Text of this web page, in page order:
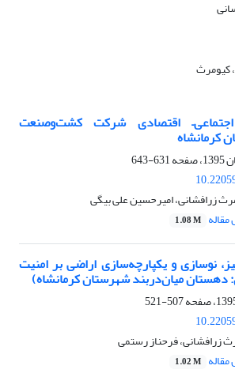
کیومرث
اقتصادی شرکت کشت‌وصنعت
کرمانشاه
631-643
زرافشانی، امیرحسین علی بیگی
1.08 M
نوسازی و یکپارچه‌سازی اراضی بر امنیت
دهستان میان‌‌دربند شهرستان کرمانشاه)
507-521
زرافشانی، فرحناز رستمی
1.02 M